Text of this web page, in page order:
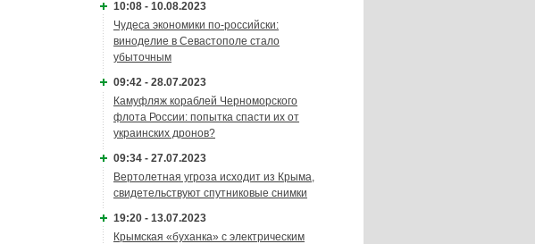
10:08 - 10.08.2023
Чудеса экономики по-российски:
виноделие в Севастополе стало
убыточным
09:42 - 28.07.2023
Камуфляж кораблей Черноморского
флота России: попытка спасти их от
украинских дронов?
09:34 - 27.07.2023
Вертолетная угроза исходит из Крыма,
свидетельствуют спутниковые снимки
19:20 - 13.07.2023
Крымская «буханка» с электрическим